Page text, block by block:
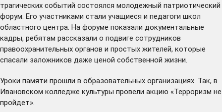
трагических событий состоялся молодежный патриотический
форум. Его участниками стали учащиеся и педагоги школ
областного центра. На форуме показали документальные
кадры, ребятам рассказали о подвиге сотрудников
правоохранительных органов и простых жителей, которые
спасали заложников даже ценой собственной жизни.
Уроки памяти прошли в образовательных организациях. Так, в
Ивановском колледже культуры провели акцию «Терроризм не
пройдет».